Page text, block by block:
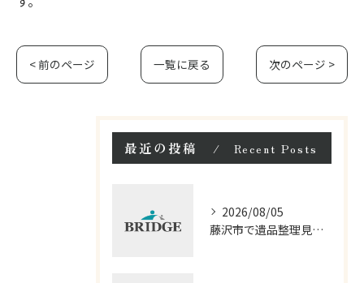
< 前のページ 一覧に戻る 次のページ >
最近の投稿 Recent Posts
2026/08/05
藤沢市で遺品整理見積もりと料金を比較